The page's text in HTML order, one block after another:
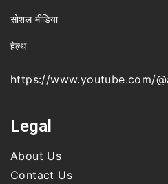
सोशल मीडिया
हेल्थ
https://www.youtube.com/
Legal
About Us
Contact Us